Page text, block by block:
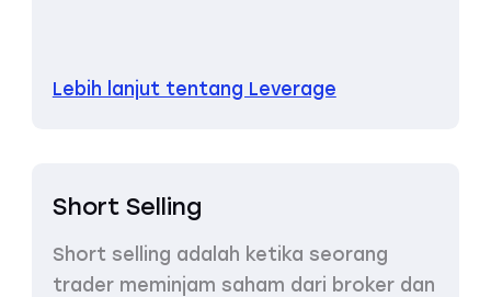
Lebih lanjut tentang Leverage
Short Selling
Short selling adalah ketika seorang
trader meminjam saham dari broker dan